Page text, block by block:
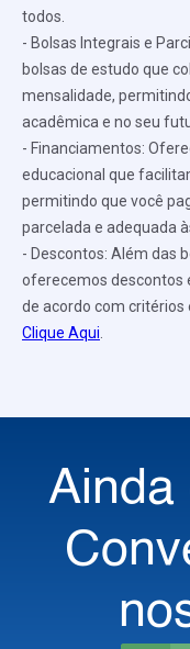
todos.
- Bolsas Integrais e
bolsas de estudo que
mensalidade,
acadêmica e no seu
- Financiamentos:
educacional que
permitindo que você
parcelada e adequada
- Descontos: Além das
oferecemos descontos
de acordo com critérios
Clique Aqui
Ainda